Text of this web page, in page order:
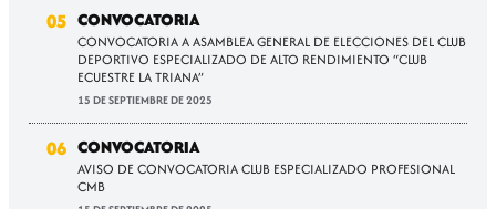
05 CONVOCATORIA
CONVOCATORIA A ASAMBLEA GENERAL DE ELECCIONES DEL CLUB
DEPORTIVO ESPECIALIZADO DE ALTO RENDIMIENTO “CLUB
ECUESTRE LA TRIANA”
15 DE SEPTIEMBRE DE 2025
06 CONVOCATORIA
AVISO DE CONVOCATORIA CLUB ESPECIALIZADO PROFESIONAL
CMB